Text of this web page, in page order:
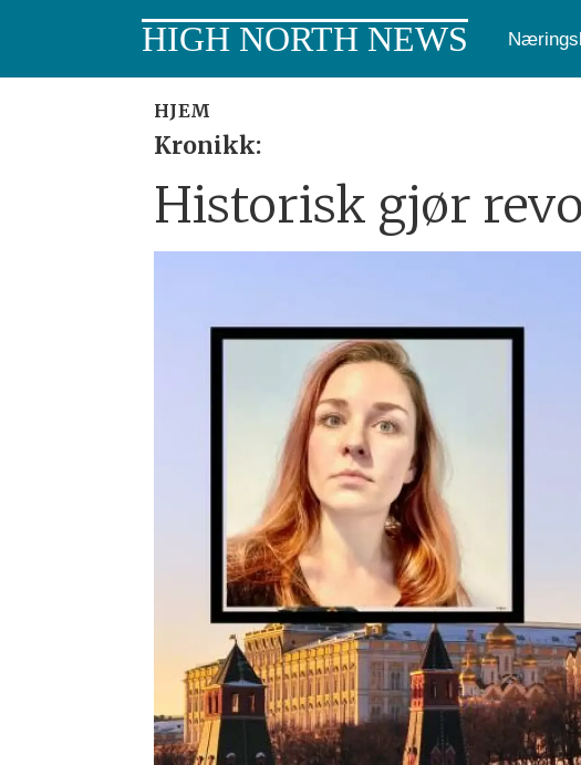
HIGH NORTH NEWS
HJEM
Kronikk:
Historisk gjør